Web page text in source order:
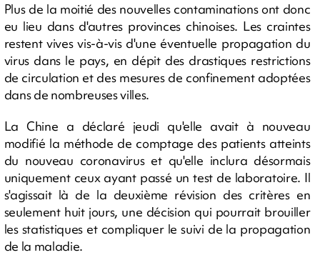
Plus de la moitié des nouvelles contaminations ont donc
eu lieu dans d'autres provinces chinoises. Les craintes
restent vives vis-à-vis d'une éventuelle propagation du
virus dans le pays, en dépit des drastiques restrictions
de circulation et des mesures de confinement adoptées
dans de nombreuses villes.
La Chine a déclaré jeudi qu'elle avait à nouveau
modifié la méthode de comptage des patients atteints
du nouveau coronavirus et qu'elle inclura désormais
uniquement ceux ayant passé un test de laboratoire. Il
s'agissait là de la deuxième révision des critères en
seulement huit jours, une décision qui pourrait brouiller
les statistiques et compliquer le suivi de la propagation
de la maladie.